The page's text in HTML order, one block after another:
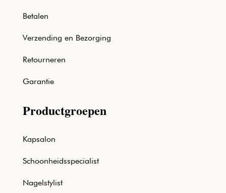
Betalen
Verzending en Bezorging
Retourneren
Garantie
Productgroepen
Kapsalon
Schoonheidsspecialist
Nagelstylist